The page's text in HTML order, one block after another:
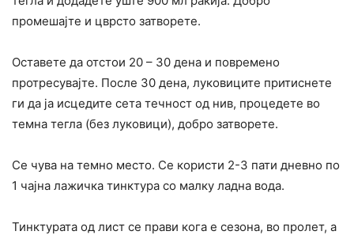
промешајте и цврсто затворете.
Оставете да отстои 20 – 30 дена и повремено
протресувајте. После 30 дена, луковиците притиснете
ги да ја исцедите сета течност од нив, процедете во
темна тегла (без луковици), добро затворете.
Се чува на темно место. Се користи 2-3 пати дневно по
1 чајна лажичка тинктура со малку ладна вода.
Тинктурата од лист се прави кога е сезона, во пролет, а